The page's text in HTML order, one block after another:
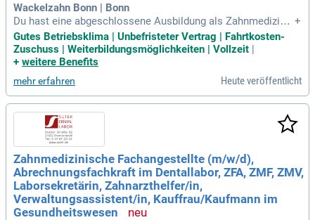
Wackelzahn Bonn | Bonn
Du hast eine abgeschlossene Ausbildung als Zahnmedizinis
che:r Fachangestellte:r (ZFA). Du zeichnest Dich durch Prof
essionalität in der Assistenz sowie in der Behandlung aus u
nd trägst damit zur hohen Qualität unserer Praxis bei.
+
Gutes Betriebsklima | Unbefristeter Vertrag | Fahrtkosten-
Zuschuss | Weiterbildungsmöglichkeiten | Vollzeit |
+ weitere Benefits
mehr erfahren Heute veröffentlicht
Zahnmedizinische Fachangestellte (m/w/d),
Abrechnungsfachkraft im Dentallabor, ZFA, ZMF, ZMV,
Laborsekretärin, Zahnarzthelfer/in,
Verwaltungsassistent/in, Kauffrau/Kaufmann im
Gesundheitswesen